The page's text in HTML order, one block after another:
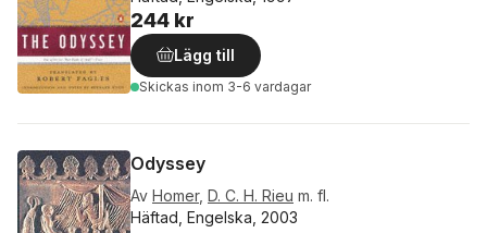
244 kr
Lägg till
Skickas inom 3-6 vardagar
Odyssey
Av Homer, D. C. H. Rieu m. fl.
Häftad, Engelska, 2003